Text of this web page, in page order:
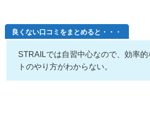
良くない口コミをまとめると・・・
STRAILでは自習中心なので、効率的
トのやり方がわからない。